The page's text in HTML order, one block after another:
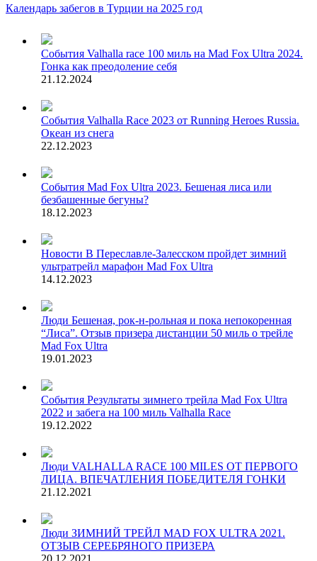
Календарь забегов в Турции на 2025 год
События Valhalla race 100 миль на Mad Fox Ultra 2024.
Гонка как преодоление себя
21.12.2024
События Valhalla Race 2023 от Running Heroes Russia.
Океан из снега
22.12.2023
События Mad Fox Ultra 2023. Бешеная лиса или
безбашенные бегуны?
18.12.2023
Новости В Переславле-Залесском пройдет зимний
ультратрейл марафон Mad Fox Ultra
14.12.2023
Люди Бешеная, рок-н-рольная и пока непокоренная
“Лиса”. Отзыв призера дистанции 50 миль о трейле
Mad Fox Ultra
19.01.2023
События Результаты зимнего трейла Mad Fox Ultra
2022 и забега на 100 миль Valhalla Race
19.12.2022
Люди VALHALLA RACE 100 MILES ОТ ПЕРВОГО
ЛИЦА. ВПЕЧАТЛЕНИЯ ПОБЕДИТЕЛЯ ГОНКИ
21.12.2021
Люди ЗИМНИЙ ТРЕЙЛ MAD FOX ULTRA 2021.
ОТЗЫВ СЕРЕБРЯНОГО ПРИЗЕРА